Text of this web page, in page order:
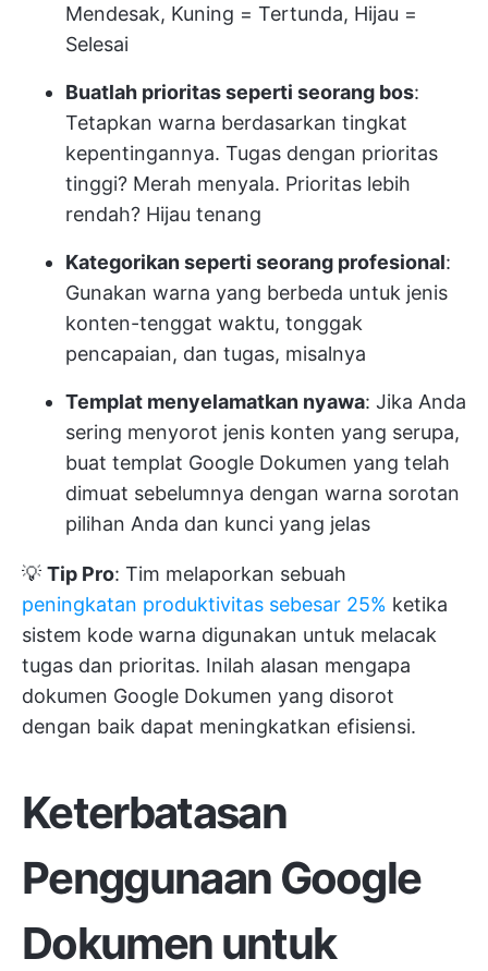
Mendesak, Kuning = Tertunda, Hijau =
Selesai
Buatlah prioritas seperti seorang bos:
Tetapkan warna berdasarkan tingkat
kepentingannya. Tugas dengan prioritas
tinggi? Merah menyala. Prioritas lebih
rendah? Hijau tenang
Kategorikan seperti seorang profesional:
Gunakan warna yang berbeda untuk jenis
konten-tenggat waktu, tonggak
pencapaian, dan tugas, misalnya
Templat menyelamatkan nyawa: Jika Anda
sering menyorot jenis konten yang serupa,
buat templat Google Dokumen yang telah
dimuat sebelumnya dengan warna sorotan
pilihan Anda dan kunci yang jelas
💡 Tip Pro: Tim melaporkan sebuah
peningkatan produktivitas sebesar 25% ketika
sistem kode warna digunakan untuk melacak
tugas dan prioritas. Inilah alasan mengapa
dokumen Google Dokumen yang disorot
dengan baik dapat meningkatkan efisiensi.
Keterbatasan
Penggunaan Google
Dokumen untuk